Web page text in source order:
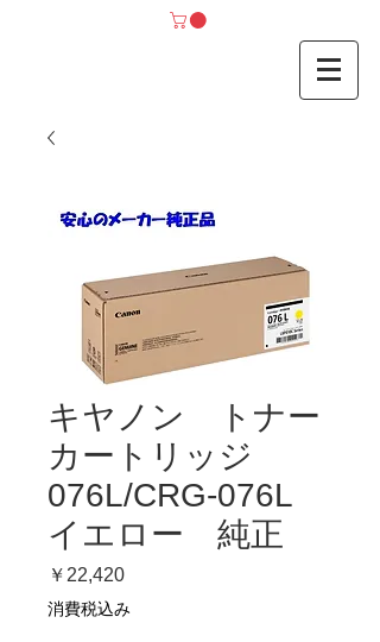
キヤノン トナー
カートリッジ
076L/CRG-076L
イエロー 純正
￥22,420価
格
消費税込み